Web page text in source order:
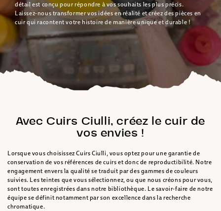
détail est conçu pour répondre à vos souhaits les plus précis.
Laissez-nous transformer vos idées en réalité et créez des pièces en
cuir qui racontent votre histoire de manière unique et durable !
Avec Cuirs Ciulli, créez le cuir de
vos envies !
Lorsque vous choisissez Cuirs Ciulli, vous optez pour une garantie de
conservation de vos références de cuirs et donc de reproductibilité. Notre
engagement envers la qualité se traduit par des gammes de couleurs
suivies. Les teintes que vous sélectionnez, ou que nous créons pour vous,
sont toutes enregistrées dans notre bibliothèque. Le savoir-faire de notre
équipe se définit notamment par son excellence dans la recherche
chromatique.